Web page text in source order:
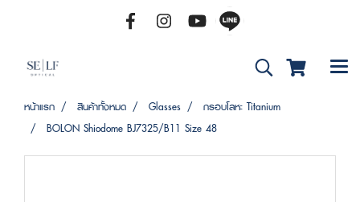
หน้าแรก สินค้าทั้งหมด Glasses
กรอบโลหะ Titanium
BOLON Shiodome BJ7325/B11 Size 48